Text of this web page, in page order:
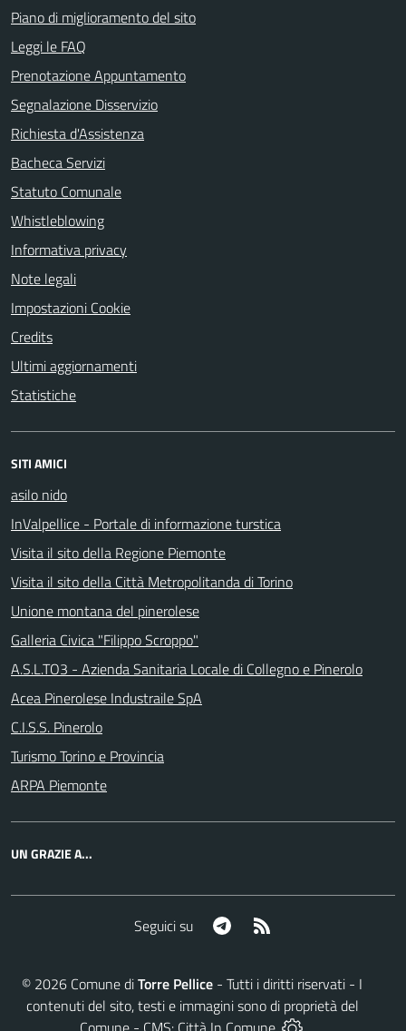
Piano di miglioramento del sito
Leggi le FAQ
Prenotazione Appuntamento
Segnalazione Disservizio
Richiesta d'Assistenza
Bacheca Servizi
Statuto Comunale
Whistleblowing
Informativa privacy
Note legali
Impostazioni Cookie
Credits
Ultimi aggiornamenti
Statistiche
SITI AMICI
asilo nido
InValpellice - Portale di informazione turstica
Visita il sito della Regione Piemonte
Visita il sito della Città Metropolitanda di Torino
Unione montana del pinerolese
Galleria Civica "Filippo Scroppo"
A.S.L.TO3 - Azienda Sanitaria Locale di Collegno e Pinerolo
Acea Pinerolese Industraile SpA
C.I.S.S. Pinerolo
Turismo Torino e Provincia
ARPA Piemonte
UN GRAZIE A...
Seguici su Telegram
© 2026 Comune diTorre Pellice - Tutti i diritti riservati - I
contenuti del sito, testi e immagini sono di proprietà del